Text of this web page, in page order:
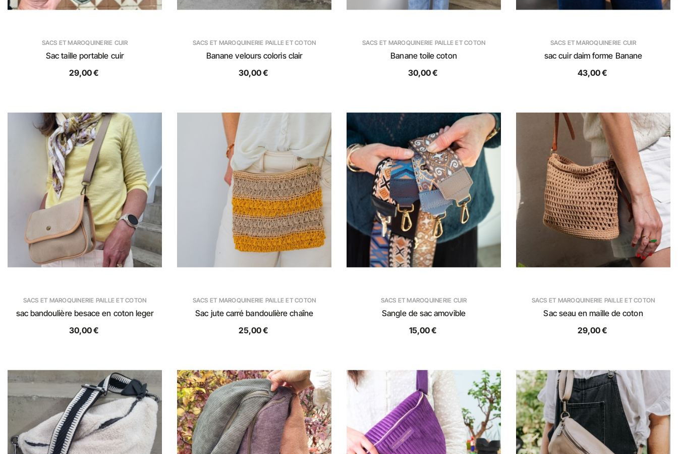
SACS ET MAROQUINERIE CUIR
Sac taille portable cuir
29,00 €
SACS ET MAROQUINERIE PAILLE ET COTON
Banane velours coloris clair
30,00 €
SACS ET MAROQUINERIE PAILLE ET COTON
Banane toile coton
30,00 €
SACS ET MAROQUINERIE CUIR
sac cuir daim forme Banane
43,00 €
SACS ET MAROQUINERIE PAILLE ET COTON
sac bandoulière besace en coton leger
30,00 €
SACS ET MAROQUINERIE PAILLE ET COTON
Sac jute carré bandoulière chaîne
25,00 €
SACS ET MAROQUINERIE CUIR
Sangle de sac amovible
15,00 €
SACS ET MAROQUINERIE PAILLE ET COTON
Sac seau en maille de coton
29,00 €